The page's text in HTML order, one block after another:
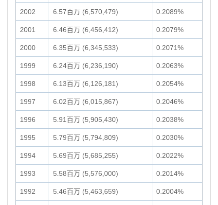
2002 6.57百万 (6,570,479) 0.2089%
2001 6.46百万 (6,456,412) 0.2079%
2000 6.35百万 (6,345,533) 0.2071%
1999 6.24百万 (6,236,190) 0.2063%
1998 6.13百万 (6,126,181) 0.2054%
1997 6.02百万 (6,015,867) 0.2046%
1996 5.91百万 (5,905,430) 0.2038%
1995 5.79百万 (5,794,809) 0.2030%
1994 5.69百万 (5,685,255) 0.2022%
1993 5.58百万 (5,576,000) 0.2014%
1992 5.46百万 (5,463,659) 0.2004%